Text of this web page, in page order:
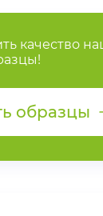
качество
образцы